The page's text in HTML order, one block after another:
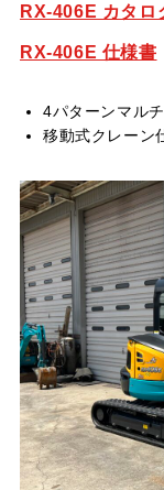
RX-406E カタロ
RX-406E 仕様書
4パターンマル
移動式クレーン